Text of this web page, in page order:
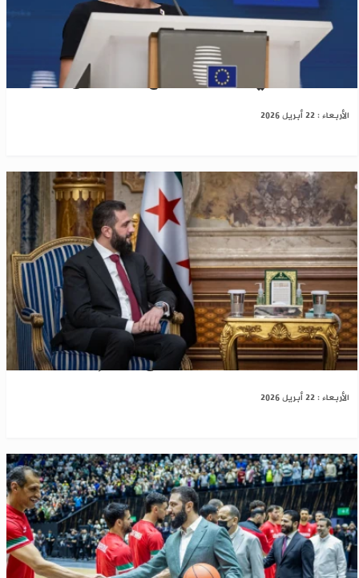
الاتحاد الأوروبي يستأنف برنامج التعاون مع سوريا
الأربعاء : 22 أبريل 2026
المحطة الخليجية الثانية..الشرع يتجه إلى قطر
الأربعاء : 22 أبريل 2026